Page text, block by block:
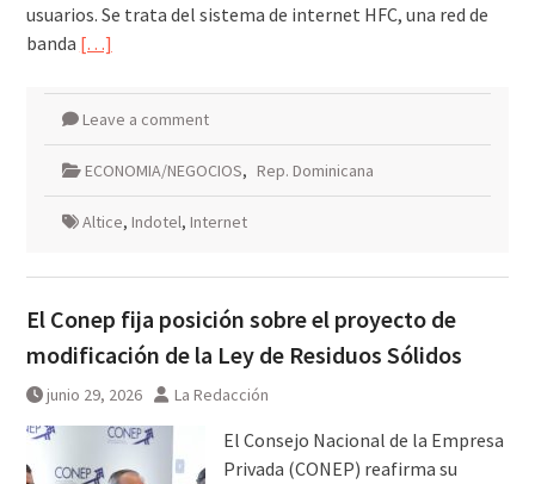
usuarios. Se trata del sistema de internet HFC, una red de
banda […]
Leave a comment
ECONOMIA/NEGOCIOS, Rep. Dominicana
Altice, Indotel, Internet
El Conep fija posición sobre el proyecto de
modificación de la Ley de Residuos Sólidos
junio 29, 2026 La Redacción
El Consejo Nacional de la Empresa
Privada (CONEP) reafirma su